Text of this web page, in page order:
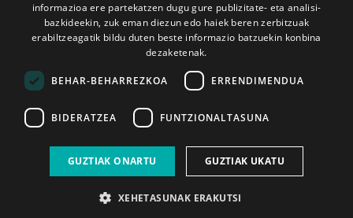
2026ko eka. 1a 2026ko mar. 1a
informazioa ere partekatzen dugu gure publizitate- eta analisi-
bazkideekin, zuk eman diezun edo haiek beren zerbitzuak
erabiltzeagatik bildu duten beste informazio batzuekin konbina
dezaketenak.
BEHAR-BEHARREZKOA ERRENDIMENDUA
BIDERATZEA FUNTZIONALTASUNA
GUZTIAK ONARTU GUZTIAK UKATU
XEHETASUNAK ERAKUTSI